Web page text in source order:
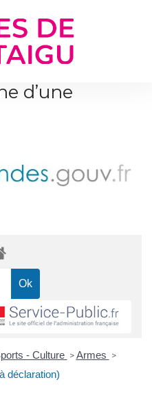
d’une
- Culture > Armes >
déclaration)